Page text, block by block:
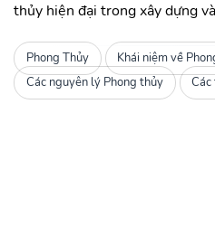
thủy hiện đại trong xây dựng
Phong Thủy
Khái niệm về
Các nguyên lý Phong thủy